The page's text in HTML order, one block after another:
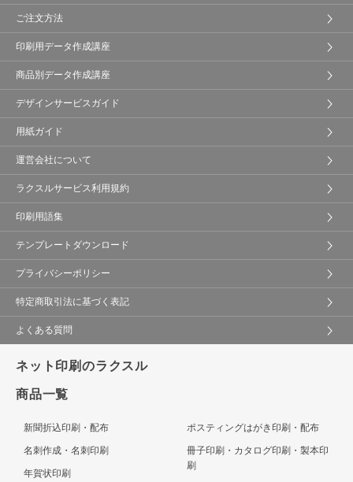
ご注文方法
印刷用データ作成講座
商品別データ作成講座
デザインサービスガイド
用紙ガイド
運営会社について
ラクスルサービス利用規約
印刷用語集
テンプレートダウンロード
プライバシーポリシー
特定商取引法に基づく表記
よくある質問
ネット印刷のラクスル
商品一覧
新聞折込印刷・配布
名刺作成・名刺印刷
年賀状印刷
ポスティングはがき印刷・配布
冊子印刷・カタログ印刷・製本印
刷